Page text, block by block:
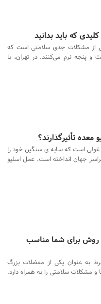
که باید بدانید
از مشکلات جدی سلامتی است که
و پنجه نرم می‌کنند. در تهران، با
تأثیرگذارند؟
است که سایه ی سنگین خود را
جهان انداخته است. عمل اسلیو
روش برای شما مناسب
به عنوان یکی از معضلات بزرگ
مشکلات سلامتی را به همراه دارد.